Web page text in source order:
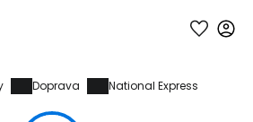
Doprava National Express
sa do